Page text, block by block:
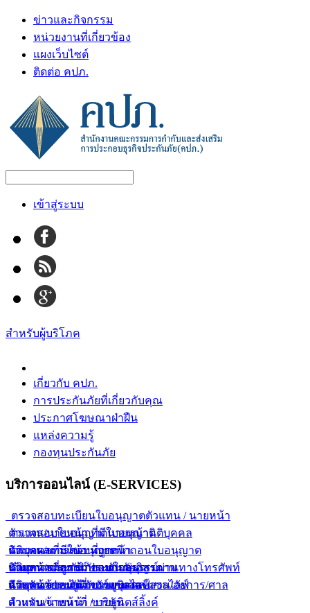
ข่าวและกิจกรรม
หน่วยงานที่เกี่ยวข้อง
แผงเว็บไซต์
ติดต่อ คปภ.
เข้าสู่ระบบ
สำหรับผู้บริโภค
เกี่ยวกับ คปภ.
การประกันภัยที่เกี่ยวกับคุณ
ประกาศโฆษณาฝ่าฝืน
แหล่งความรู้
กองทุนประกันภัย
บริการออนไลน์ (E-SERVICES)
ตรวจสอบทะเบียนใบอนุญาตตัวแทน / นายหน้า
ตัวแทน/นายหน้า ที่มีใบอนุญาต
ตัวแทน/นายหน้า ที่ถูกเพิกถอนใบอนุญาต
ตัวแทน/นายหน้า ขายกรมธรรม์ผ่านทางโทรศัพท์
ตัวแทน/นายหน้า ขายยูนิเวอร์แซลไลฟ์
ตัวแทน/นายหน้า ขายยูนิตส์ลิ้งค์
ตรวจสอบใบอนุญาตนายหน้านิติบุคคล
นิติบุคคลที่มีใบอนุญาต
นิติบุคคลที่ถูกเพิกถอนใบอนุญาต
นิติบุคคลขายยูนิเวอร์แซลไลฟ์
ตรวจผลการสอบนายหน้า
นายหน้าประกันภัยแบบกลุ่ม
นายหน้าประกันภัยรายบุคคล
ค้นหากรมธรรม์ประกันภัยอิสรภาพ
สำหรับเจ้าหน้าที่พนักงานสอบสวน/อัยการ/ศาล
สำหรับเจ้าหน้าที่ / บริษัท